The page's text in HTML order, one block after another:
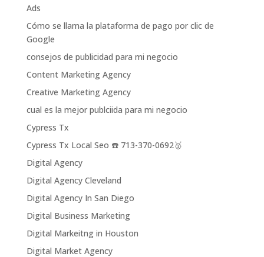
Ads
Cómo se llama la plataforma de pago por clic de
Google
consejos de publicidad para mi negocio
Content Marketing Agency
Creative Marketing Agency
cual es la mejor publciida para mi negocio
Cypress Tx
Cypress Tx Local Seo ☎️ 713-370-0692🥇
Digital Agency
Digital Agency Cleveland
Digital Agency In San Diego
Digital Business Marketing
Digital Markeitng in Houston
Digital Market Agency